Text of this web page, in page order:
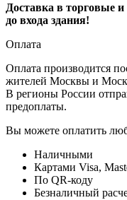
Доставка в торговые
до входа здания!
Оплата
Оплата производится
жителей Москвы и
В регионы России
предоплаты.
Вы можете оплатить
Наличными
Картами Visa,
По QR-коду
Безналичный